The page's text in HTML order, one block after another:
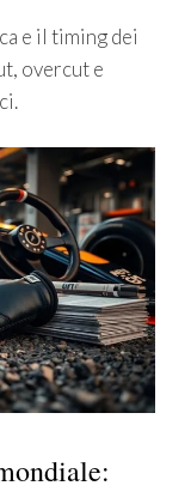
e il timing dei
overcut e